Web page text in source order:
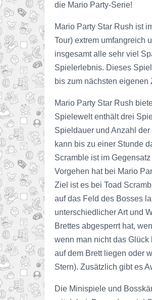
die Mario Party-Serie!
Mario Party Star Rush ist
Tour) extrem umfangreich
insgesamt alle sehr viel
Spielerlebnis. Dieses
bis zum nächsten
Mario Party Star Rush
Spielewelt enthält drei
Spieldauer und Anzahl
kann bis zu einer Stunde
Scramble ist im
Vorgehen hat bei Mario
Ziel ist es bei Toad
auf das Feld des Bosses
unterschiedlicher Art und
Brettes abgesperrt hat,
wenn man nicht das
auf dem Brett liegen oder
Stern). Zusätzlich gibt es
Die Minispiele und